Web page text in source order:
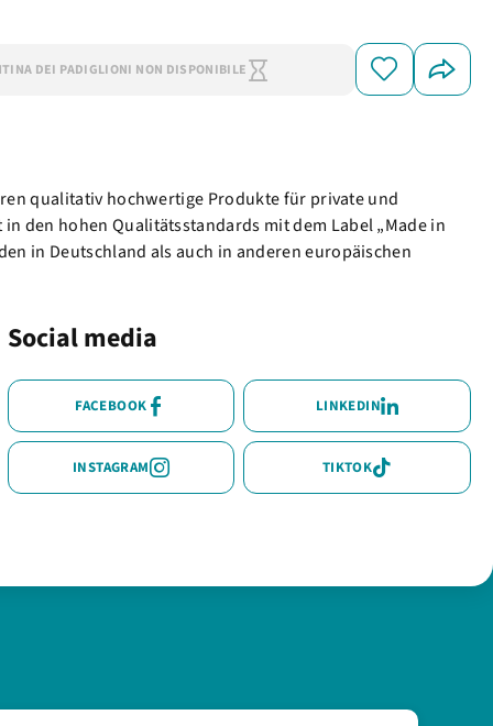
DEI PADIGLIONI NON DISPONIBILE
qualitativ hochwertige Produkte für private und
den hohen Qualitätsstandards mit dem Label „Made in
in Deutschland als auch in anderen europäischen
Social media
FACEBOOK LINKEDIN
INSTAGRAM TIKTOK